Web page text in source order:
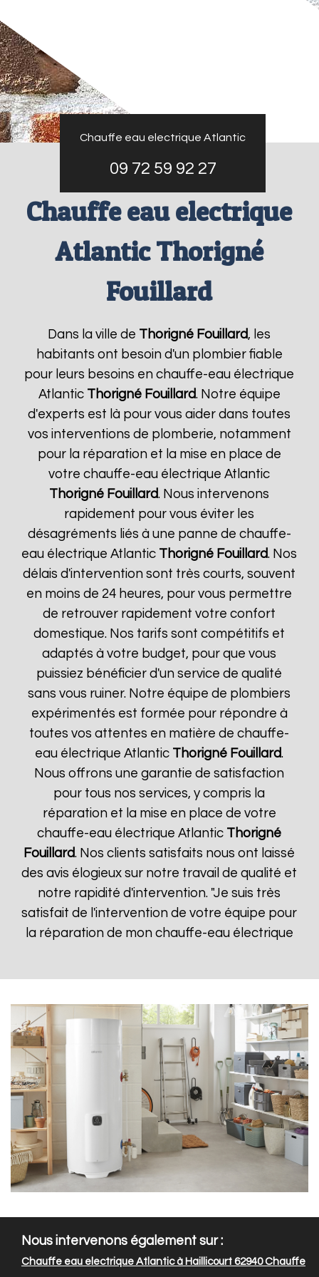
Chauffe eau electrique Atlantic
09 72 59 92 27
Chauffe eau electrique
Atlantic Thorigné
Fouillard
Dans la ville de Thorigné Fouillard, les
habitants ont besoin d'un plombier fiable
pour leurs besoins en chauffe-eau électrique
Atlantic Thorigné Fouillard. Notre équipe
d'experts est là pour vous aider dans toutes
vos interventions de plomberie, notamment
pour la réparation et la mise en place de
votre chauffe-eau électrique Atlantic
Thorigné Fouillard. Nous intervenons
rapidement pour vous éviter les
désagréments liés à une panne de chauffe-
eau électrique Atlantic Thorigné Fouillard. Nos
délais d'intervention sont très courts, souvent
en moins de 24 heures, pour vous permettre
de retrouver rapidement votre confort
domestique. Nos tarifs sont compétitifs et
adaptés à votre budget, pour que vous
puissiez bénéficier d'un service de qualité
sans vous ruiner. Notre équipe de plombiers
expérimentés est formée pour répondre à
toutes vos attentes en matière de chauffe-
eau électrique Atlantic Thorigné Fouillard.
Nous offrons une garantie de satisfaction
pour tous nos services, y compris la
réparation et la mise en place de votre
chauffe-eau électrique Atlantic Thorigné
Fouillard. Nos clients satisfaits nous ont laissé
des avis élogieux sur notre travail de qualité et
notre rapidité d'intervention. "Je suis très
satisfait de l'intervention de votre équipe pour
la réparation de mon chauffe-eau électrique
Nous intervenons également sur :
Chauffe eau electrique Atlantic à Haillicourt 62940Chauffe